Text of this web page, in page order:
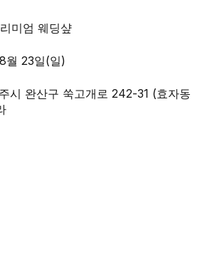
미엄 웨딩샾
월 23일(일)
시 완산구 쑥고개로 242-31 (효자동